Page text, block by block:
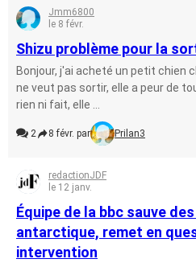
Jmm6800
le 8 févr.
Shizu problème pour la
Bonjour, j'ai acheté un petit chien
ne veut pas sortir, elle a peur de
rien ni fait, elle ...
2 8 févr. par Prilan3
redactionJDF
le 12 janv.
Équipe de la bbc sauve
antarctique, remet en
intervention